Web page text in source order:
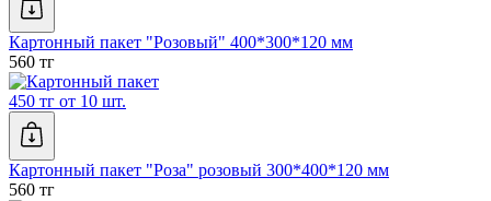
Картонный пакет "Розовый" 400*300*120 мм
560 тг
450 тг от 10 шт.
Картонный пакет "Роза" розовый 300*400*120 мм
560 тг